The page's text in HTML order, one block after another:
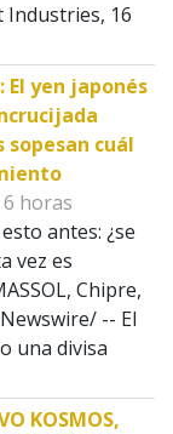
Industries, 16
El yen japonés
cuál
6 horas
antes: ¿se
vez es
Chipre,
-- El
una divisa
KOSMOS,